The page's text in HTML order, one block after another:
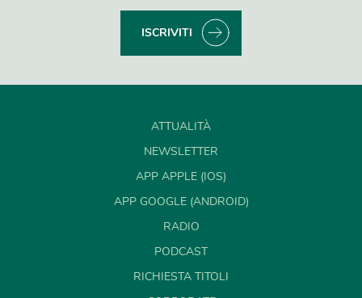
ISCRIVITI
ATTUALITÀ
NEWSLETTER
APP APPLE (IOS)
APP GOOGLE (ANDROID)
RADIO
PODCAST
RICHIESTA TITOLI